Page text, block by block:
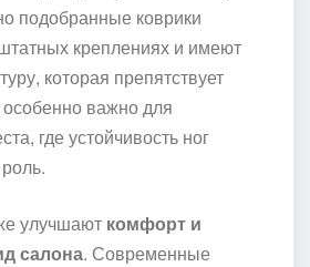
подобранные коврики
креплениях и имеют
которая препятствует
важно для
где устойчивость ног
улучшают комфорт и
салона. Современные